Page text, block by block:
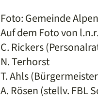
Foto: Gemeinde Alpen
Auf dem Foto von
C. Rickers
N. Terhorst
T. Ahls
A. Rösen (stellv. FBL